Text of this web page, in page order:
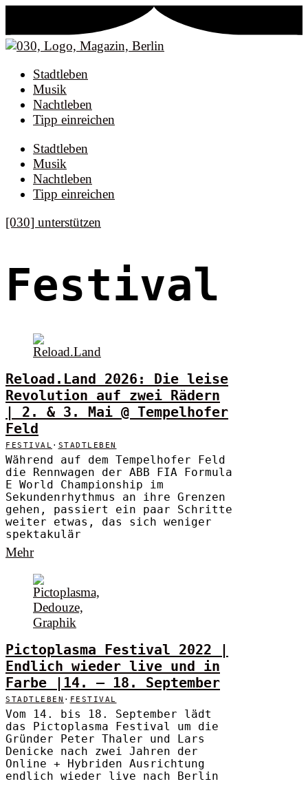
Stadtleben
Musik
Nachtleben
Tipp einreichen
Stadtleben
Musik
Nachtleben
Tipp einreichen
[030] unterstützen
Festival
Reload.Land 2026: Die leise
Revolution auf zwei Rädern
| 2. & 3. Mai @ Tempelhofer
Feld
FESTIVAL · STADTLEBEN
Während auf dem Tempelhofer Feld
die Rennwagen der ABB FIA Formula
E World Championship im
Sekundenrhythmus an ihre Grenzen
gehen, passiert ein paar Schritte
weiter etwas, das sich weniger
spektakulär
Mehr
Pictoplasma Festival 2022 |
Endlich wieder live und in
Farbe |14. – 18. September
STADTLEBEN · FESTIVAL
Vom 14. bis 18. September lädt
das Pictoplasma Festival um die
Gründer Peter Thaler und Lars
Denicke nach zwei Jahren der
Online + Hybriden Ausrichtung
endlich wieder live nach Berlin